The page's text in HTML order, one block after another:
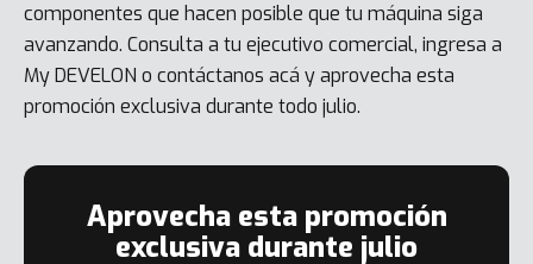
componentes que hacen posible que tu máquina siga
avanzando. Consulta a tu ejecutivo comercial, ingresa a
My DEVELON o contáctanos acá y aprovecha esta
promoción exclusiva durante todo julio.
Aprovecha esta promoción
exclusiva durante julio